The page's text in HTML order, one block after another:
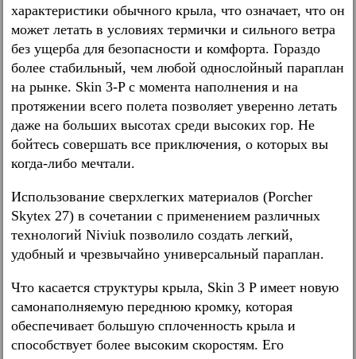
характеристики обычного крыла, что означает, что он
может летать в условиях термички и сильного ветра
без ущерба для безопасности и комфорта. Гораздо
более стабильный, чем любой однослойный параплан
на рынке. Skin 3-P с момента наполнения и на
протяжении всего полета позволяет уверенно летать
даже на больших высотах среди высоких гор. Не
бойтесь совершать все приключения, о которых вы
когда-либо мечтали.
Использование сверхлегких материалов (Porcher
Skytex 27) в сочетании с применением различных
технологий Niviuk позволило создать легкий,
удобный и чрезвычайно универсальный параплан.
Что касается структуры крыла, Skin 3 P имеет новую
самонаполняемую переднюю кромку, которая
обеспечивает большую сплоченность крыла и
способствует более высоким скоростям. Его